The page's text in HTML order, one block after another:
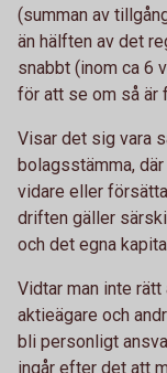
(summan av
än hälften av det
snabbt (inom ca 6
för att se om så är
Visar det sig vara
bolagsstämma,
vidare eller
driften gäller
och det egna
Vidtar man inte
aktieägare och
bli personligt
ingår efter det att